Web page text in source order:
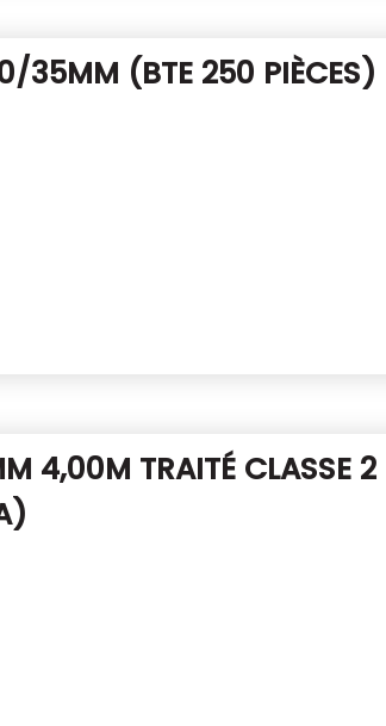
35MM (BTE 250 PIÈCES)
4,00M TRAITÉ CLASSE 2